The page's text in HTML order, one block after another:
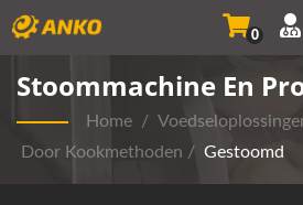
0
Stoommachine En
Home /
Door Kookmethoden / Gestoomd